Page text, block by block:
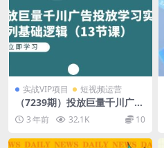
实战VIP项目 短视频运营
（7239期）投放巨量千川广告
投放学习实战系列基础逻辑
（13节课）
3 年前 32.1K 10